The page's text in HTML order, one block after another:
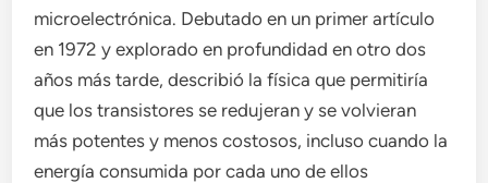
microelectrónica. Debutado en un primer artículo
en 1972 y explorado en profundidad en otro dos
años más tarde, describió la física que permitiría
que los transistores se redujeran y se volvieran
más potentes y menos costosos, incluso cuando la
energía consumida por cada uno de ellos